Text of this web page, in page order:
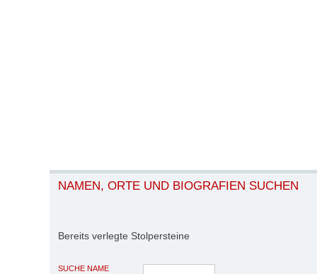
NAMEN, ORTE UND BIOGRAFIEN SUCHEN
Bereits verlegte Stolpersteine
SUCHE NAME